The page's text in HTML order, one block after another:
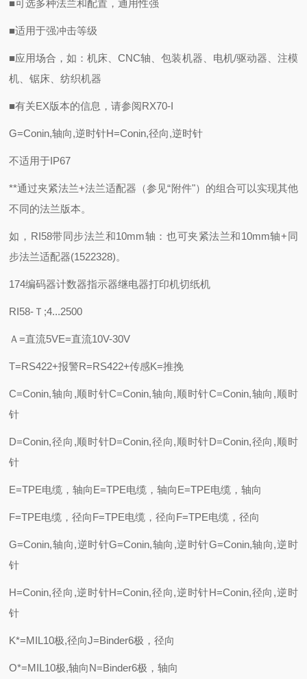
■可选多种法兰和配置，通用性强
■适用于强冲击等级
■应用场合，如：机床、CNC轴、包装机器、电机/驱动器、注模
机、锯床、纺织机器
■有关EX版本的信息，请参阅RX70-I
G=Conin,轴向,逆时针H=Conin,径向,逆时针
不适用于IP67
**通过夹紧法兰+法兰适配器（参见“附件"）的组合可以实现其他
不同的法兰版本。
如，RI58带同步法兰和10mm轴：也可夹紧法兰和10mm轴+同
步法兰适配器(1522328)。
174编码器计数器指示器继电器打印机切纸机
RI58-Ｔ;4...2500
Ａ=直流5VE=直流10V-30V
T=RS422+报警R=RS422+传感K=推挽
C=Conin,轴向,顺时针C=Conin,轴向,顺时针C=Conin,轴向,顺时
针
D=Conin,径向,顺时针D=Conin,径向,顺时针D=Conin,径向,顺时
针
E=TPE电缆，轴向E=TPE电缆，轴向E=TPE电缆，轴向
F=TPE电缆，径向F=TPE电缆，径向F=TPE电缆，径向
G=Conin,轴向,逆时针G=Conin,轴向,逆时针G=Conin,轴向,逆时
针
H=Conin,径向,逆时针H=Conin,径向,逆时针H=Conin,径向,逆时
针
K*=MIL10极,径向J=Binder6极，径向
O*=MIL10极,轴向N=Binder6极，轴向